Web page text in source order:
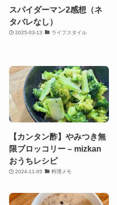
スパイダーマン2感想（ネ
タバレなし）
2025-03-13 ライフスタイル
【カンタン酢】やみつき無
限ブロッコリー – mizkan
おうちレシピ
2024-11-05 料理メモ